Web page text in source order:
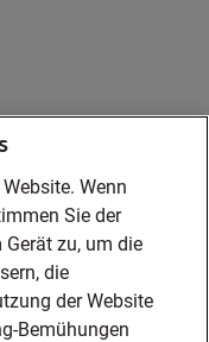
Wenn
Sie der
zu, um die
die
der Website
Bemühungen